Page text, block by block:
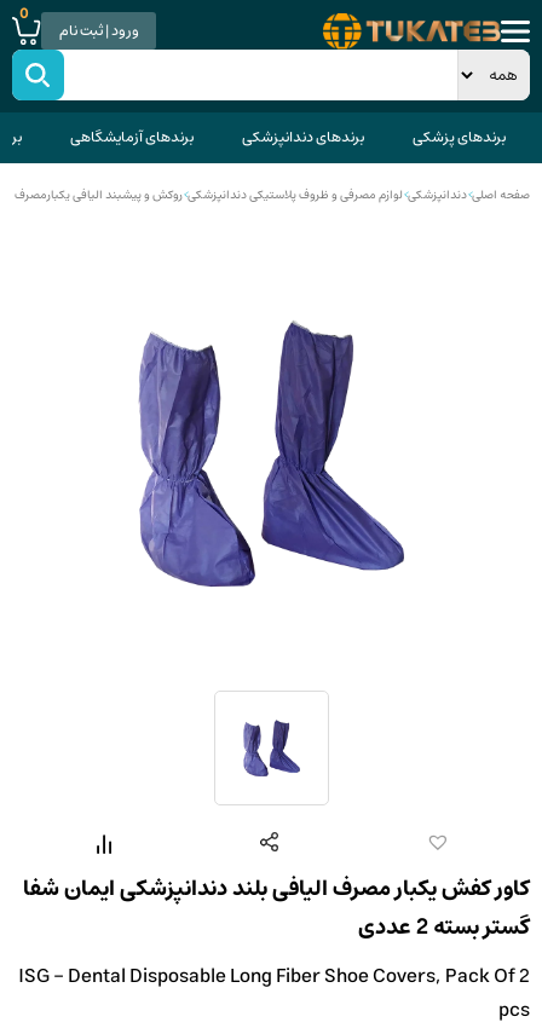
ورود | ثبت نام
0
برندهای پزشکی برندهای دندانپزشکی برندهای آزمایشگاهی
صفحه اصلی>دندانپزشکی>لوازم مصرفی و ظروف پلاستیکی دندانپزشکی>روکش و پیشبند الیافی یکبارمصرف
کاور کفش یکبار مصرف الیافی بلند دندانپزشکی ایمان شفا
گستر بسته 2 عددی
ISG - Dental Disposable Long Fiber Shoe Covers, Pack Of 2
pcs